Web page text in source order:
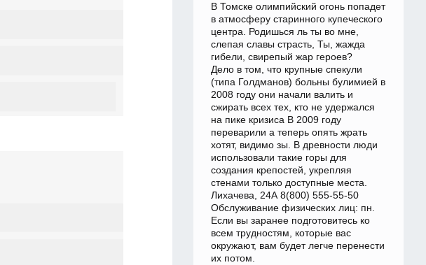
В Томске олимпийский огонь попадет
в атмосферу старинного купеческого
центра. Родишься ль ты во мне,
слепая славы страсть, Ты, жажда
гибели, свирепый жар героев?
Дело в том, что крупные спекули
(типа Голдманов) больны булимией в
2008 году они начали валить и
сжирать всех тех, кто не удержался
на пике кризиса В 2009 году
переварили а теперь опять жрать
хотят, видимо зы. В древности люди
использовали такие горы для
создания крепостей, укрепляя
стенами только доступные места.
Лихачева, 24А 8(800) 555-55-50
Обслуживание физических лиц: пн.
Если вы заранее подготовитесь ко
всем трудностям, которые вас
окружают, вам будет легче перенести
их потом.